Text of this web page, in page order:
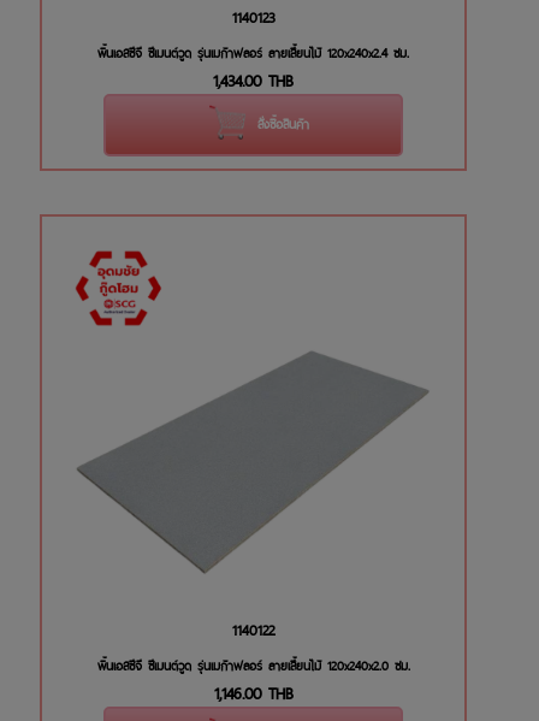
1140123
พื้นเอสซีจี ซีเมนต์วูด รุ่นเมก้าฟลอร์ ลายเสี้ยนไม้ 120x240x2.4 ซม.
1,434.00 THB
สั่งซื้อสินค้า
1140122
พื้นเอสซีจี ซีเมนต์วูด รุ่นเมก้าฟลอร์ ลายเสี้ยนไม้ 120x240x2.0 ซม.
1,146.00 THB